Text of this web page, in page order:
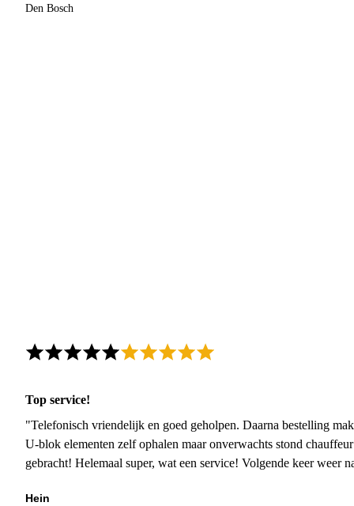
Den Bosch
Top service!
"Telefonisch vriendelijk en goed geholpen. Daarna bestelling
U-blok elementen zelf ophalen maar onverwachts stond
gebracht! Helemaal super, wat een service! Volgende keer weer
Hein